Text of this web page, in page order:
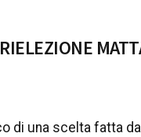
di una scelta fatta